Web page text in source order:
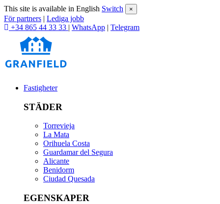
This site is available in English Switch ×
För partners | Lediga jobb
+34 865 44 33 33 | WhatsApp | Telegram
Fastigheter
STÄDER
Torrevieja
La Mata
Orihuela Costa
Guardamar del Segura
Alicante
Benidorm
Ciudad Quesada
EGENSKAPER